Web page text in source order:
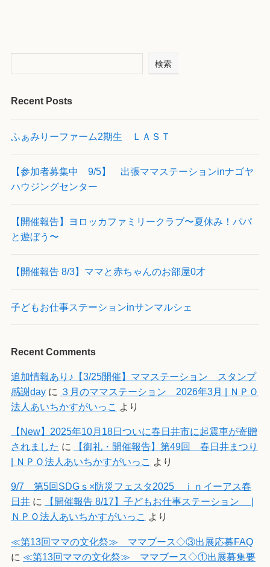
検索
Recent Posts
ふぁみりーファーム2期生 ＬＡＳＴ
【参加者募集中 9/5】 出張ママステーションinナゴヤ
ハウジングセンター
【開催報告】ヨロッカファミリークラブ〜夏休み！パパ
と遊ぼう〜
【開催報告 8/3】ママと赤ちゃんのお部屋0才
子どもお仕事ステーションinサンマルシェ
Recent Comments
追加情報あり♪【3/25開催】ママステーション スタンプ
感謝dayに ３月のママステーション 2026年3月 | ＮＰＯ
法人あいちかすがいっこ より
【New】2025年10月18日ついに春日井市に起震車が寄贈
されました に
【御礼・開催報告】第49回 春日井まつり
| ＮＰＯ法人あいちかすがいっこ より
9/7 第5回SDGｓ×防災フェスタ2025 ｉｎイーアス春
日井に
【開催報告 8/17】子どもお仕事ステーション |
ＮＰＯ法人あいちかすがいっこ より
≪第13回ママの文化祭≫ ママブース◇③出展応募FAQ
に ≪第13回ママの文化祭≫ ママブース◇①出展募集要